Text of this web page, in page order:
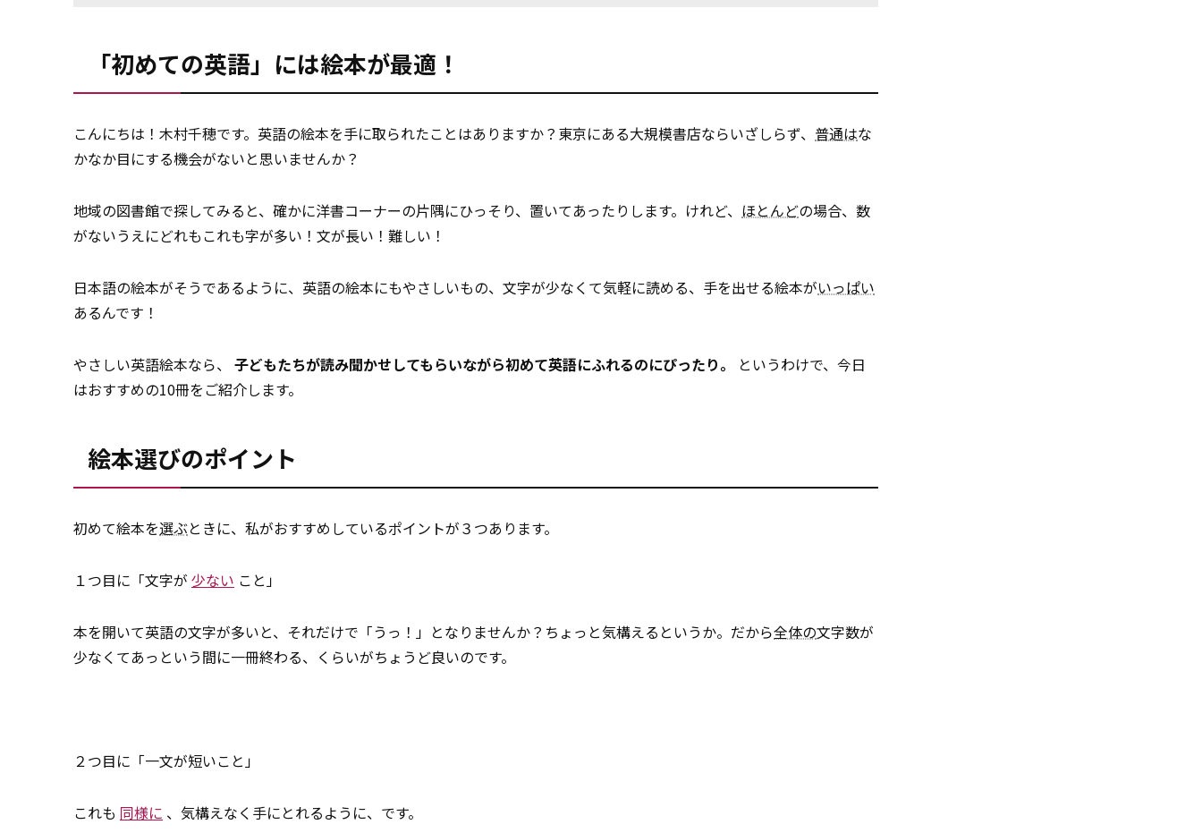
「初めての英語」には絵本が最適！
こんにちは！木村千穂です。英語の絵本を手に取られたことはありますか？東京にある大規模書店ならいざしらず、 普通はな
かなか目にする機会がないと思いませんか？
地域の図書館で探してみると、確かに洋書コーナーの片隅にひっそり、置いてあったりします。けれど、 ほとんどの場合、数
がないうえにどれもこれも字が多い！文が長い！難しい！
日本語の絵本がそうであるように、英語の絵本にもやさしいもの、文字が少なくて気軽に読める、手を出せる絵本がいっぱい
あるんです！
やさしい英語絵本なら、 子どもたちが読み聞かせしてもらいながら初めて英語にふれるのにぴったり。
というわけで、今日
はおすすめの10冊をご紹介します。
絵本選びのポイント
初めて絵本を選ぶときに、私がおすすめしているポイントが３つあります。
１つ目に「文字が 少ない こと」
本を開いて英語の文字が多いと、それだけで「うっ！」となりませんか？ちょっと気構えるというか。だから全体の文字数が
少なくてあっという間に一冊終わる、くらいがちょうど良いのです。
２つ目に「一文が短いこと」
これも 同様に 、気構えなく手にとれるように、です。